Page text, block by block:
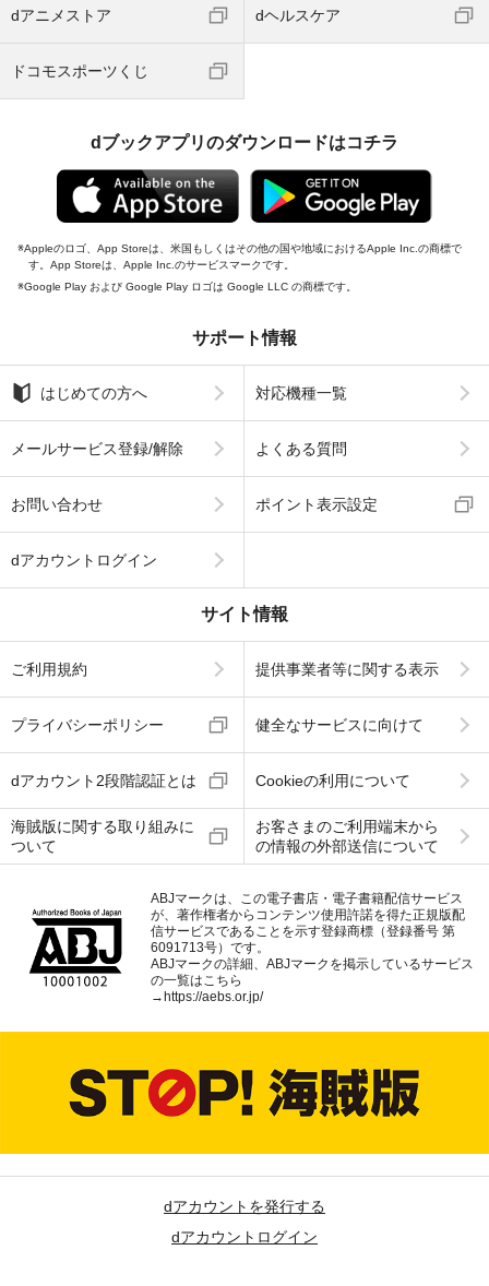
dアニメストア dヘルスケア
ドコモスポーツくじ
dブックアプリのダウンロードはコチラ
Appleのロゴ、App Storeは、米国もしくはその他の国や地域におけるApple Inc.の商標で
す。App Storeは、Apple Inc.のサービスマークです。
Google Play および Google Play ロゴは Google LLC の商標です。
サポート情報
はじめての方へ 対応機種一覧
メールサービス登録/解除 よくある質問
お問い合わせ ポイント表示設定
dアカウントログイン
サイト情報
ご利用規約 提供事業者等に関する表示
プライバシーポリシー 健全なサービスに向けて
dアカウント2段階認証とは Cookieの利用について
海賊版に関する取り組みに
ついて
お客さまのご利用端末から
の情報の外部送信について
ABJマークは、この電子書店・電子書籍配信サービス
が、著作権者からコンテンツ使用許諾を得た正規版配
信サービスであることを示す登録商標（登録番号 第
6091713号）です。
ABJマークの詳細、ABJマークを掲示しているサービス
の一覧はこちら
→ https://aebs.or.jp/
dアカウントを発行する
dアカウントログイン